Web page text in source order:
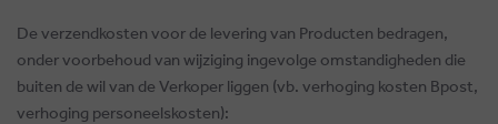
De verzendkosten voor de levering van Producten bedragen,
onder voorbehoud van wijziging ingevolge omstandigheden die
buiten de wil van de Verkoper liggen (vb. verhoging kosten Bpost,
verhoging personeelskosten):